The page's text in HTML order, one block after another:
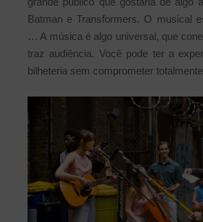
Batman e Transformers. O musical
… A música é algo universal, que
traz audiência. Você pode ter a
bilheteria sem comprometer